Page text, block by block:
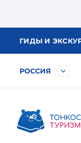
ГИДЫ И
РОССИЯ